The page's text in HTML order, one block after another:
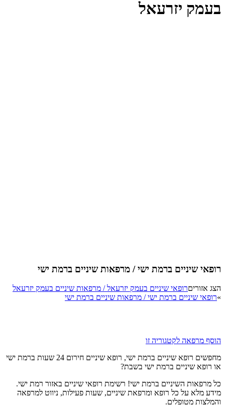
בעמק יזרעאל
רופאי שיניים ברמת ישי / מרפאות שיניים ברמת ישי
הצג אזוריםרופאי שיניים בעמק יזרעאל / מרפאות שיניים בעמק יזרעאל
»רופאי שיניים ברמת ישי / מרפאות שיניים ברמת ישי
הוסף מרפאה לקטגוריה זו
מחפשים רופא שיניים ברמת ישי, רופא שיניים חירום 24 שעות ברמת ישי
או רופא שיניים ברמת ישי בשבת?
כל מרפאות השיניים ברמת ישי! רשימת רופאי שיניים באזור רמת ישי.
מידע מלא על כל רופא ומרפאת שיניים, שעות פעילות, ניווט למרפאה
והמלצות מטופלים.